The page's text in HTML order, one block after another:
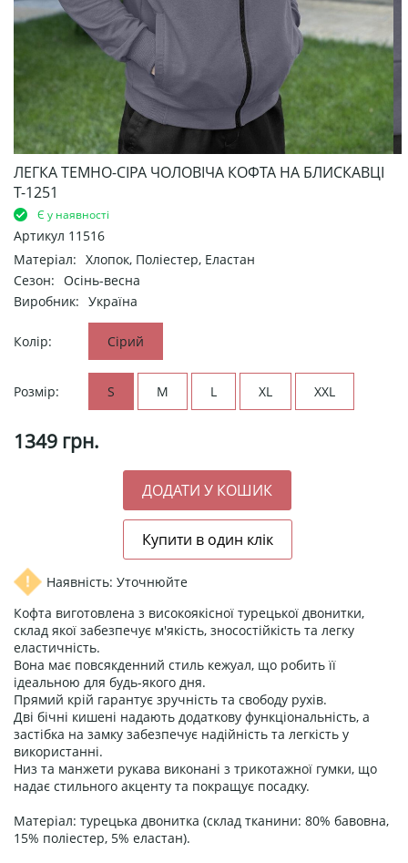
ЛЕГКА ТЕМНО-СІРА ЧОЛОВІЧА КОФТА НА БЛИСКАВЦІ
Т-1251
Є у наявності
Артикул 11516
Матеріал: Хлопок, Поліестер, Еластан
Сезон: Осінь-весна
Виробник: Україна
Колір: Сірий
Розмір: S M L XL XXL
1349 грн.
Наявність: Уточнюйте
Кофта виготовлена ​​з високоякісної турецької двонитки,
склад якої забезпечує м'якість, зносостійкість та легку
еластичність.
Вона має повсякденний стиль кежуал, що робить її
ідеальною для будь-якого дня.
Прямий крій гарантує зручність та свободу рухів.
Дві бічні кишені надають додаткову функціональність, а
застібка на замку забезпечує надійність та легкість у
використанні.
Низ та манжети рукава виконані з трикотажної гумки, що
надає стильного акценту та покращує посадку.
Матеріал: турецька двонитка (склад тканини: 80% бавовна,
15% поліестер, 5% еластан).